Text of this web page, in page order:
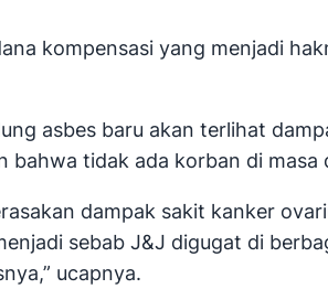
kompensasi yang menjadi
asbes baru akan terlihat
tidak ada korban di masa
dampak sakit kanker
sebab J&J digugat di
ucapnya.